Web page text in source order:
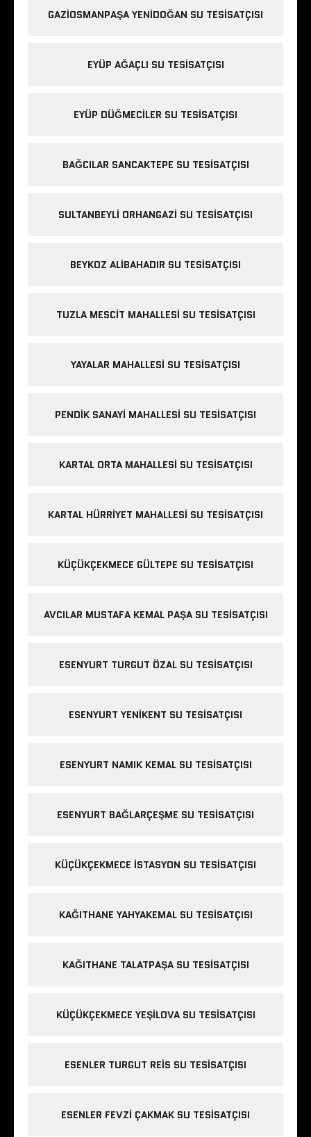
GAZIOSMANPAŞA YENIDOĞAN SU TESISATÇISI
EYÜP AĞAÇLI SU TESISATÇISI
EYÜP DÜĞMECILER SU TESISATÇISI
BAĞCILAR SANCAKTEPE SU TESISATÇISI
SULTANBEYLI ORHANGAZI SU TESISATÇISI
BEYKOZ ALIBAHADIR SU TESISATÇISI
TUZLA MESCIT MAHALLESI SU TESISATÇISI
YAYALAR MAHALLESI SU TESISATÇISI
PENDIK SANAYI MAHALLESI SU TESISATÇISI
KARTAL ORTA MAHALLESI SU TESISATÇISI
KARTAL HÜRRIYET MAHALLESI SU TESISATÇISI
KÜÇÜKÇEKMECE GÜLTEPE SU TESISATÇISI
AVCILAR MUSTAFA KEMAL PAŞA SU TESISATÇISI
ESENYURT TURGUT ÖZAL SU TESISATÇISI
ESENYURT YENIKENT SU TESISATÇISI
ESENYURT NAMIK KEMAL SU TESISATÇISI
ESENYURT BAĞLARÇEŞME SU TESISATÇISI
KÜÇÜKÇEKMECE ISTASYON SU TESISATÇISI
KAĞITHANE YAHYAKEMAL SU TESISATÇISI
KAĞITHANE TALATPAŞA SU TESISATÇISI
KÜÇÜKÇEKMECE YEŞILOVA SU TESISATÇISI
ESENLER TURGUT REIS SU TESISATÇISI
ESENLER FEVZI ÇAKMAK SU TESISATÇISI